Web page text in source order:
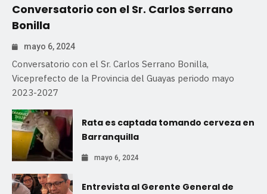
Conversatorio con el Sr. Carlos Serrano
Bonilla
mayo 6, 2024
Conversatorio con el Sr. Carlos Serrano Bonilla,
Viceprefecto de la Provincia del Guayas periodo mayo
2023-2027
Rata es captada tomando cerveza en
Barranquilla
mayo 6, 2024
Entrevista al Gerente General de